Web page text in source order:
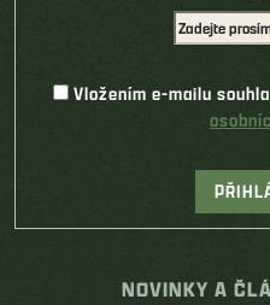
Vložením e-mailu
NOVINKY A